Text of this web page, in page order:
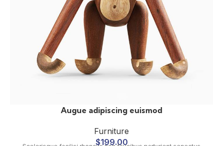
Augue adipiscing euismod
Furniture
$199.00